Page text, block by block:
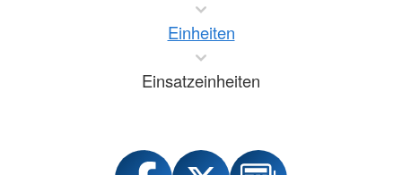
Einheiten
Einsatzeinheiten